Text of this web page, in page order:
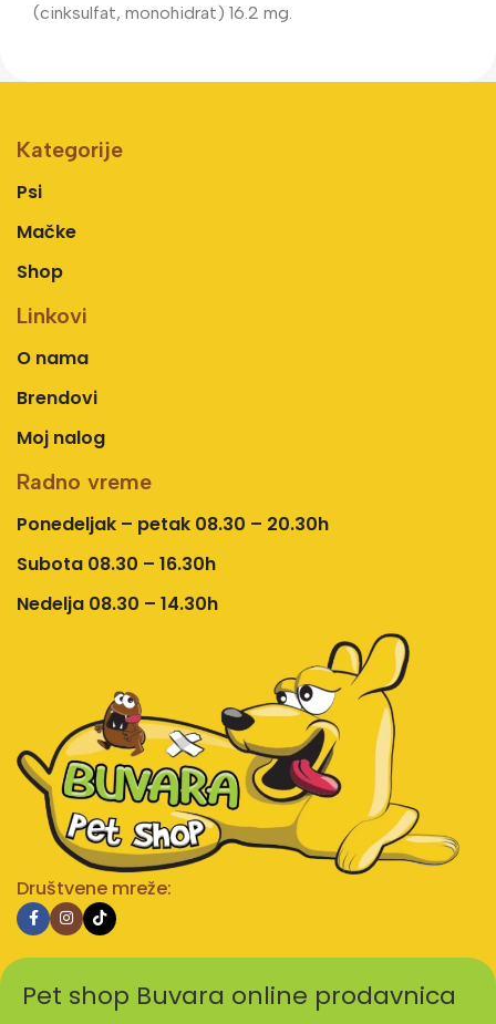
(cinksulfat, monohidrat) 16.2 mg.
Kategorije
Psi
Mačke
Shop
Linkovi
O nama
Brendovi
Moj nalog
Radno vreme
Ponedeljak – petak 08.30 – 20.30h
Subota 08.30 – 16.30h
Nedelja 08.30 – 14.30h
Društvene mreže:
Pet shop Buvara online prodavnica